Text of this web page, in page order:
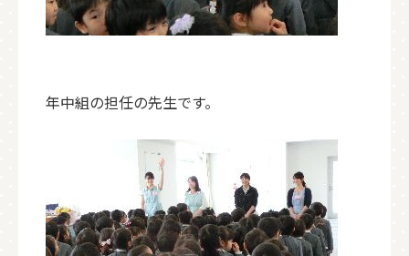
年中組の担任の先生です。